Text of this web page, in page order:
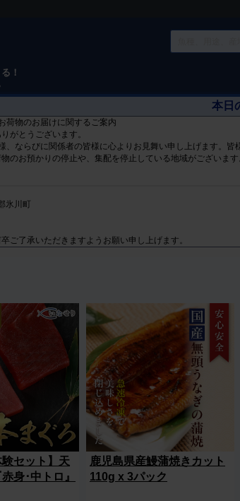
！
本日
荷物のお届けに関するご案内
がとうございます。
、ならびに関係者の皆様に心よりお見舞い申し上げます。皆
のお預かりの停止や、集配を停止している地域がございま
川町
ご了承いただきますようお願い申し上げます。
験セット】天
身･中トロ』
鹿児島県産鰻蒲焼きカット
110g x 3パック